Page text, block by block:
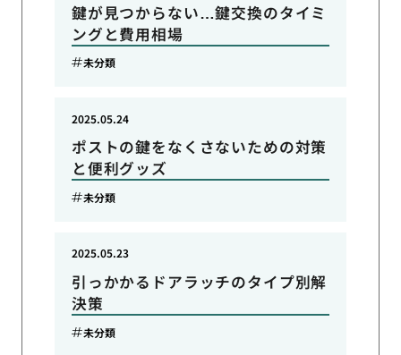
鍵が見つからない…鍵交換のタイミ
ングと費用相場
未分類
ポストの鍵をなくさないための対策
と便利グッズ
2025.05.24
未分類
引っかかるドアラッチのタイプ別解
決策
2025.05.23
未分類